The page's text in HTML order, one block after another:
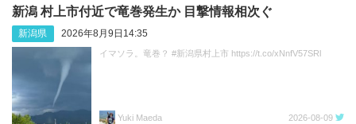
新潟 村上市付近で竜巻発生か 目撃情報相次ぐ
新潟県 2026年8月9日14:35
イマソラ。竜巻？ #新潟県村上市 https://t.co/xNnfV57SRl
Yuki Maeda 2026-08-09